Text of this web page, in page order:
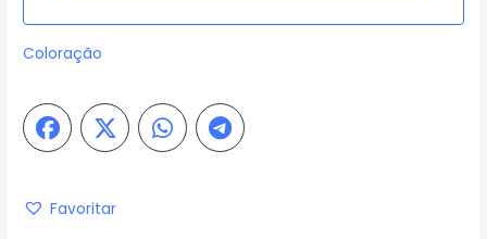
Coloração
Favoritar